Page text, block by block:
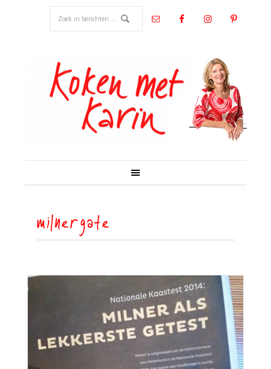
milnergate